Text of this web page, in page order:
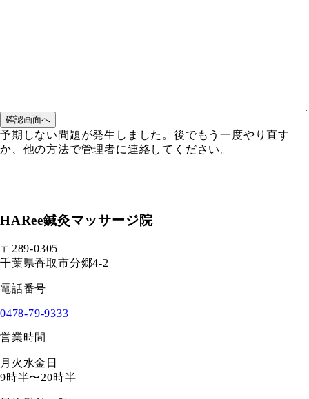
確認画面へ
予期しない問題が発生しました。後でもう一度やり直す
か、他の方法で管理者に連絡してください。
HARee鍼灸マッサージ院
〒289-0305
千葉県香取市分郷4-2
電話番号
0478-79-9333
営業時間
月火水金日
9時半〜20時半